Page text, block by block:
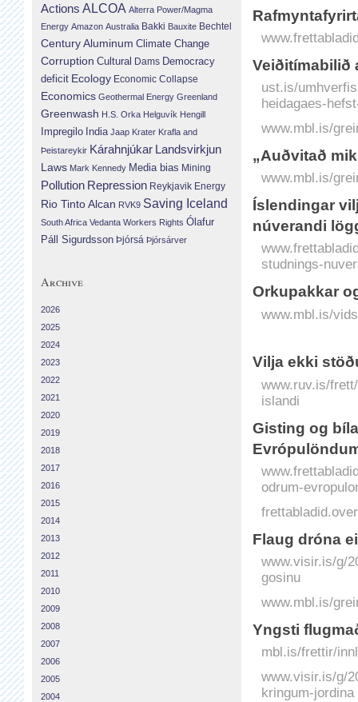
Veiðitímabilið
ust.is/
heidagaes-
www.mbl.is/
„Auðvitað
www.mbl.is/
Íslendingar
núverandi
studnings-
Orkupakkar
www.mbl.is/
Vilja ekki
www.ruv.is/
islandi
Gisting og
odrum-
Flaug dróna
www.visir.is/g/
gosinu
www.mbl.is/
Yngsti
mbl.is/frettir/
www.visir.is/g/
kringum-jordina
Actions ALCOA Alterra Power/Magma
Energy Amazon Australia Bakki Bauxite Bechtel
Century Aluminum Climate Change
Corruption Cultural Dams Democracy
deficit Ecology Economic Collapse
Economics Geothermal Energy Greenland
Greenwash H.S. Orka Helguvík Hengill
Impregilo India Jaap Krater Krafla and
Þeistareykir Kárahnjúkar Landsvirkjun
Laws Mark Kennedy Media bias Mining
Pollution Repression Reykjavik Energy
Rio Tinto Alcan RVK9 Saving Iceland
South Africa Vedanta Workers Rights Ólafur
Páll Sigurdsson Þjórsá Þjórsárver
Archive
2026
2025
2024
2023
2022
2021
2020
2019
2018
2017
2016
2015
2014
2013
2012
2011
2010
2009
2008
2007
2006
2005
2004